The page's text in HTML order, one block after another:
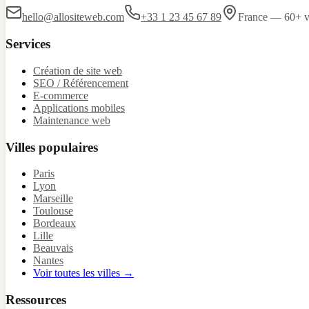
hello@allositeweb.com +33 1 23 45 67 89 France — 60+
Services
Création de site web
SEO / Référencement
E-commerce
Applications mobiles
Maintenance web
Villes populaires
Paris
Lyon
Marseille
Toulouse
Bordeaux
Lille
Beauvais
Nantes
Voir toutes les villes →
Ressources